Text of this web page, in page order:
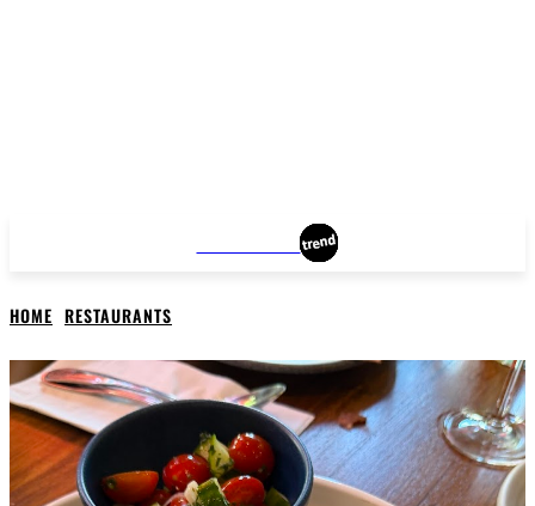
MANHATTAN
HOME RESTAURANTS